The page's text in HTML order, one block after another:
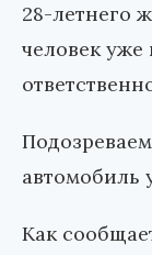
28-летнего
человек уже
автомобиль
Как